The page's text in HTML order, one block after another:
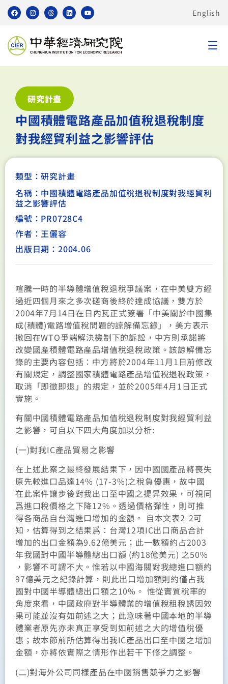
English
研究計畫
中國積體電路產品加值稅退稅制度
對我經貿利益之影響評估
類型：研究計畫
名稱：中國積體電路產品加值稅退稅制度對我經貿利
益之影響評估
編號：PR0728C4
作者：王儷容
出版日期：2004.06
喧騰一時的半導體增值稅退稅爭議案，在中美雙方經
過近四個月來之多次磋商後終於達成協議，雙方於
2004年7月14日在日內瓦正式簽署「中美關於中國集
成(積體)電路增值稅問題的諒解備忘錄」，美方表示
撤回在WTO爭端解決機制下的訴訟，中方則承諾將
改變國產積體電路產品增值稅退稅政策。該諒解備忘
錄的主要內容包括：中方將於2004年11月1日前修改
有關規定，調整國家積體電路產品增值稅退稅政策，
取消「即徵即退」的規定，並於2005年4月1日正式
實施。
有關中國積體電路產品加值稅退稅制度對我經貿利益
之影響，可自以下四大角度加以分析:
(一)對我IC產品貿易之影響
在上述此案之最終發展結果下，因中國國產品將喪失
原先較進口品達14% (17-3%)之稅負優惠，故中國
在此案件讓步後對我出口至中國之提昇效果，可視同
爲進口稅價格之下降12%。透過價格彈性，則可推
得各商品自台灣進口增加的金額。 自本文表2-2可
知，估算得到之結果爲：台灣12項IC出口商品合計
增加的出口金額為9.62億美元；此一數額約占2003
年我國對中國半導體總出口額 (約18億美元) 之50%
，影響不可謂不大。惟若以中國海關對我總進口額約
97億美元之紀錄計算，則此出口增加額則約僅占我
國對中國半導體總出口額之10%。 惟從實質稅率的
角度來看，中國政府對半導體業的增值稅租稅誘因效
果可能並沒有如前述之大；此意味著中國本地的半導
體業者原先亦未真正享受到如前述之大的增值稅優
惠；故本節前所估算得出我IC產品出口至中國之增加
金額，亦將依實際之情形作出若干下修之調整。
(二)對海外公司同樣產品在中國銷售競爭力之影響